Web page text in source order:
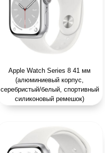
Apple Watch Series 8 41 мм
(алюминиевый корпус,
серебристый/белый, спортивный
силиконовый ремешок)